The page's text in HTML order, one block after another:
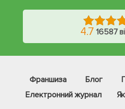
4.7 16587
Франшиза Блог
Електронний журнал